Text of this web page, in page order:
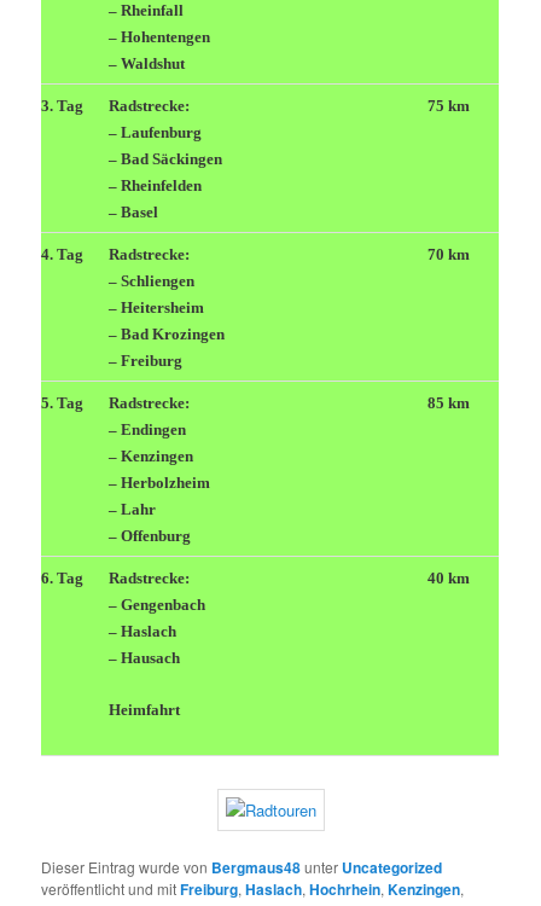
– Rheinfall
– Hohentengen
– Waldshut
3. Tag
Radstrecke:
– Laufenburg
– Bad Säckingen
– Rheinfelden
– Basel
75 km
4. Tag
Radstrecke:
– Schliengen
– Heitersheim
– Bad Krozingen
– Freiburg
70 km
5. Tag
Radstrecke:
– Endingen
– Kenzingen
– Herbolzheim
– Lahr
– Offenburg
85 km
6. Tag
Radstrecke:
– Gengenbach
– Haslach
– Hausach
Heimfahrt
40 km
Dieser Eintrag wurde von Bergmaus48unter Uncategorized
veröffentlicht und mitFreiburg,Haslach,Hochrhein,Kenzingen,